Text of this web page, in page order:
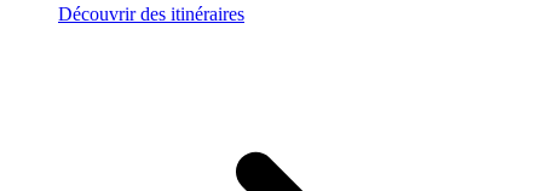
Découvrir des itinéraires